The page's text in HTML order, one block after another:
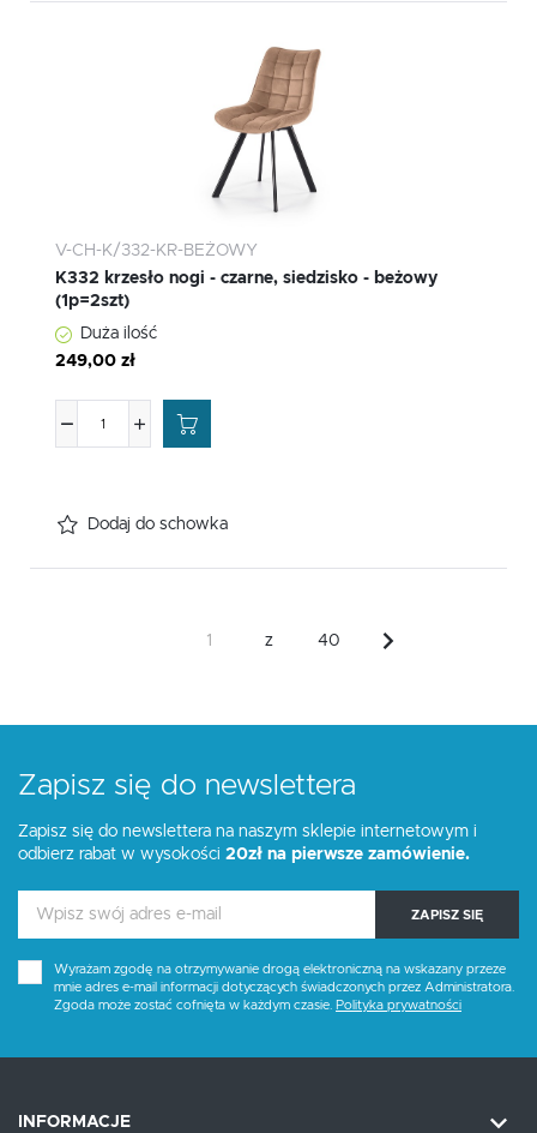
V-CH-K/332-KR-BEŻOWY
K332 krzesło nogi - czarne, siedzisko - beżowy
(1p=2szt)
Duża ilość
249,00 zł
Dodaj do schowka
z 40
Zapisz się do newslettera
Zapisz się do newslettera na naszym sklepie internetowym i
odbierz rabat w wysokości 20zł na pierwsze zamówienie.
ZAPISZ SIĘ
Wyrażam zgodę na otrzymywanie drogą elektroniczną na wskazany przeze
mnie adres e-mail informacji dotyczących świadczonych przez Administratora.
Zgoda może zostać cofnięta w każdym czasie. Polityka prywatności
INFORMACJE